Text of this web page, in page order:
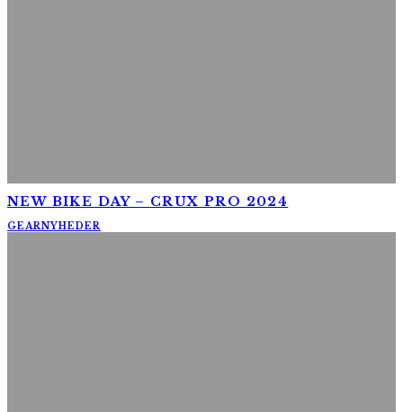
NEW BIKE DAY – CRUX PRO 2024
GEARNYHEDER